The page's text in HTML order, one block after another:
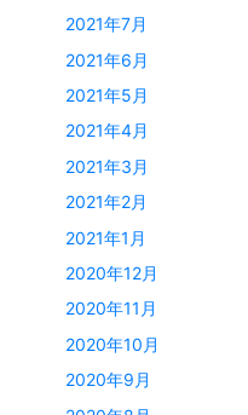
2021年7月
2021年6月
2021年5月
2021年4月
2021年3月
2021年2月
2021年1月
2020年12月
2020年11月
2020年10月
2020年9月